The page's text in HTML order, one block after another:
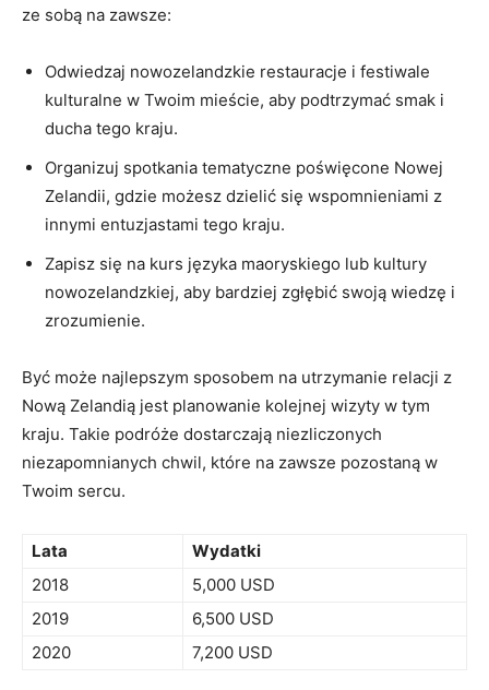
ze sobą na zawsze:
Odwiedzaj nowozelandzkie restauracje i festiwale
kulturalne w Twoim mieście, ⁢aby podtrzymać smak i
ducha tego kraju.
Organizuj spotkania tematyczne poświęcone Nowej
Zelandii,⁤ gdzie⁢ możesz dzielić się wspomnieniami z
innymi entuzjastami tego kraju.
Zapisz się‌ na kurs języka maoryskiego lub kultury
nowozelandzkiej, aby bardziej zgłębić swoją wiedzę i
zrozumienie.
Być może⁣ najlepszym sposobem na utrzymanie relacji z
⁢Nową Zelandią jest planowanie kolejnej wizyty⁢ w tym
kraju. Takie podróże dostarczają niezliczonych
niezapomnianych chwil, które ​na zawsze pozostaną w ​
Twoim‌ sercu.
Lata
Wydatki
2018
5,000 USD
2019
6,500 USD
2020
7,200 USD